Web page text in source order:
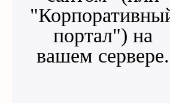
портал") на
вашем сервере.